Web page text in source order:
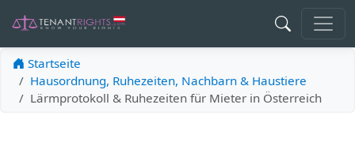
Startseite
Hausordnung, Ruhezeiten, Nachbarn & Haustiere
Lärmprotokoll & Ruhezeiten für Mieter in Österreich